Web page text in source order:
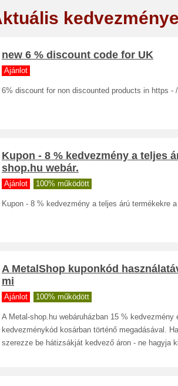
new 6 % discount code for UK
Ajánlot
6% discount for non discounted products in https -
Kupon - 8 % kedvezmény a teljes
shop.hu webár.
Ajánlot 100% működött
Kupon - 8 % kedvezmény a teljes árú termékekre
A MetalShop kuponkód
mi
Ajánlot 100% működött
A Metal-shop.hu webáruházban 15 %
kedvezménykód kosárban történő megadásával.
szerezze be hátizsákját kedvező áron - ne hagyja